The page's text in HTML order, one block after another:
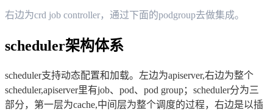
右边为crd job controller，通过下面的podgroup去做集成。
scheduler架构体系
scheduler支持动态配置和加载。左边为apiserver,右边为整个
scheduler,apiserver里有job、 pod、 pod group； scheduler分为三
部分，第一层为cache,中间层为整个调度的过程，右边是以插